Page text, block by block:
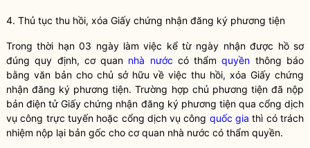
4. Thủ tục thu hồi, xóa Giấy chứng nhận đăng ký phương tiện
Trong thời hạn 03 ngày làm việc kể từ ngày nhận được hồ sơ
đúng quy định, cơ quan nhà nước có thẩmquyền thông báo
bằng văn bản cho chủ sở hữu về việc thu hồi, xóa Giấy chứng
nhận đăng ký phương tiện. Trường hợp chủ phương tiện đã nộp
bản điện tử Giấy chứng nhận đăng ký phương tiện qua cổng dịch
vụ công trực tuyến hoặc cổng dịch vụ công quốc gia thì có trách
nhiệm nộp lại bản gốc cho cơ quan nhà nước có thẩm quyền.